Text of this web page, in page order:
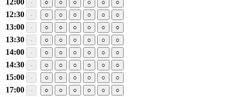
- ○ ○ ○ ○ ○ ○
12:30 - ○ ○ ○ ○ ○ ○
13:00 - ○ ○ ○ ○ ○ ○
13:30 - ○ ○ ○ ○ ○ ○
14:00 - ○ ○ ○ ○ ○ ○
14:30 - ○ ○ ○ ○ ○ ○
15:00 - ○ ○ ○ ○ ○ ○
17:00 - ○ ○ ○ ○ ○ ○